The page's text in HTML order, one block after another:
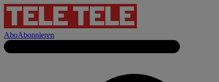
AboAbonnieren